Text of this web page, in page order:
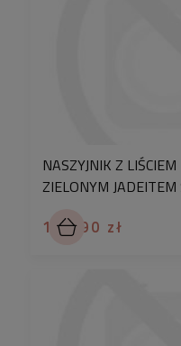
NASZYJNIK Z
ZIELONYM
114,90 zł